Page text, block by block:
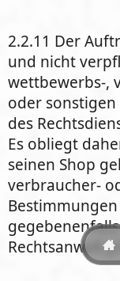
2.2.11 Der
und nicht
wettbewerbs-,
oder
des
Es obliegt
seinen Shop
verbraucher-
Rechtsanwalt